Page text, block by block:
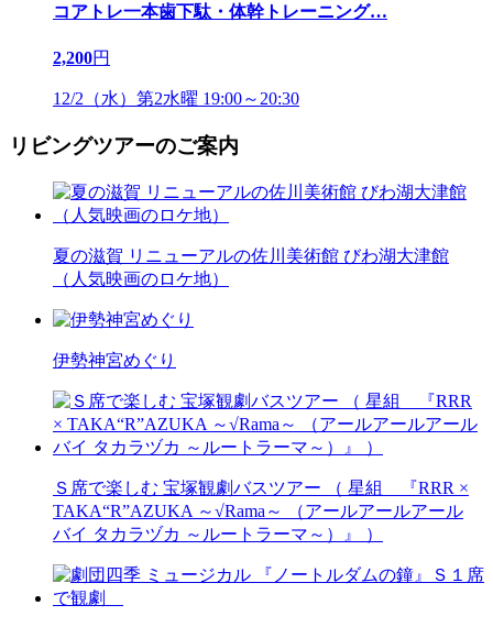
コアトレ一本歯下駄・体幹トレーニング…
2,200円
12/2（水）第2水曜 19:00～20:30
リビングツアーのご案内
夏の滋賀 リニューアルの佐川美術館 びわ湖大津館
（人気映画のロケ地）
伊勢神宮めぐり
Ｓ席で楽しむ 宝塚観劇バスツアー （ 星組 『RRR ×
TAKA“R”AZUKA ～√Rama～ （アールアールアール
バイ タカラヅカ ～ルートラーマ～）』 ）